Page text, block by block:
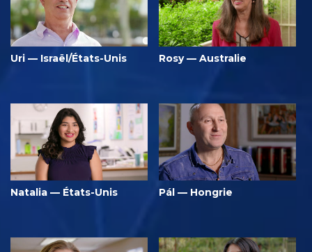
Uri — Israël/États-Unis Rosy — Australie
Natalia — États-Unis Pál — Hongrie